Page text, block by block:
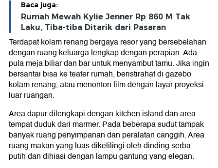
Baca juga:
Rumah Mewah Kylie Jenner Rp 860 M Tak
Laku, Tiba-tiba Ditarik dari Pasaran
Terdapat kolam renang bergaya resor yang bersebelahan
dengan ruang keluarga lengkap dengan perapian. Ada
pula meja biliar dan bar untuk menyambut tamu. Jika ingin
bersantai bisa ke teater rumah, beristirahat di gazebo
kolam renang, atau menonton film dengan layar proyeksi
luar ruangan.
Area dapur dilengkapi dengan kitchen island dan area
tempat duduk dari marmer. Pada beberapa sudut tampak
banyak ruang penyimpanan dan peralatan canggih. Area
ruang makan yang luas dikelilingi oleh dinding serba
putih dan dihiasi dengan lampu gantung yang elegan.